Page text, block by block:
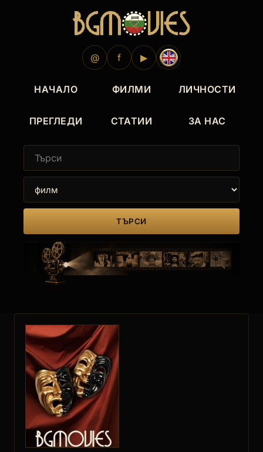
@ f ▶
НАЧАЛО ФИЛМИ ЛИЧНОСТИ
ПРЕГЛЕДИ СТАТИИ ЗА НАС
ТЪРСИ